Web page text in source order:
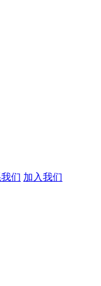
们 加入我们